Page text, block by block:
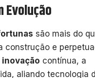
Evolução
são mais do
construção e
inovação contínua, a
aliando tecnologia